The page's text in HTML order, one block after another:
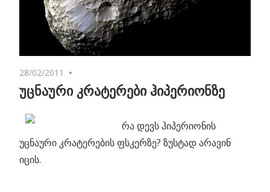
28/02/2011
უცნაური კრატერები ჰიპერიონზე
რა დევს ჰიპერიონის
უცნაური კრატერების ფსკერზე? ზუსტად არავინ
იცის.